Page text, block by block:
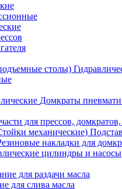
Домкраты
для прессов, домкратов,
накладки для
цилиндры и насосы
для раздачи масла
для слива масла